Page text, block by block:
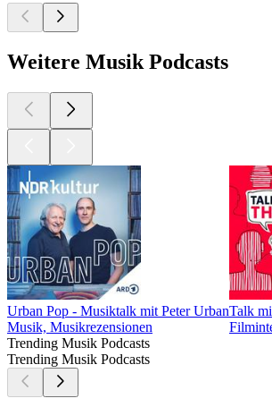
Weitere Musik Podcasts
Urban Pop - Musiktalk mit Peter Urban
Musik, Musikrezensionen
Talk
Trending Musik Podcasts
Trending Musik Podcasts